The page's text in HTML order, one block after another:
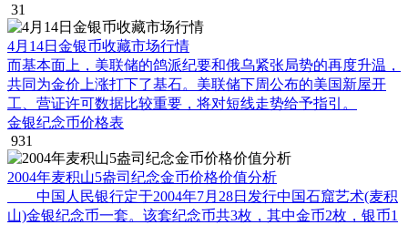
31
4月14日金银币收藏市场行情
而基本面上，美联储的鸽派纪要和俄乌紧张局势的再度升温，
共同为金价上涨打下了基石。美联储下周公布的美国新屋开
工、营证许可数据比较重要，将对短线走势给予指引。
金银纪念币价格表
931
2004年麦积山5盎司纪念金币价格价值分析
中国人民银行定于2004年7月28日发行中国石窟艺术(麦积
山)金银纪念币一套。该套纪念币共3枚，其中金币2枚，银币1